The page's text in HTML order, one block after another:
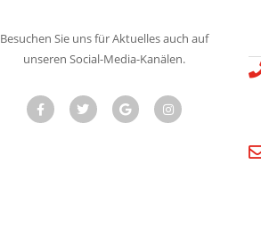
Besuchen Sie uns für Aktuelles auch auf
unseren Social-Media-Kanälen.